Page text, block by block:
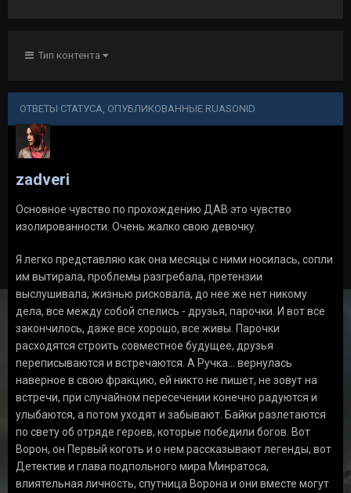
Тип контента
ОТВЕТЫ СТАТУСА, ОПУБЛИКОВАННЫЕ RUASONID
zadveri
Основное чувство по прохождению ДАВ это чувство
изолированности. Очень жалко свою девочку.
Я легко представляю как она месяцы с ними носилась, сопли
им вытирала, проблемы разгребала, претензии
выслушивала, жизнью рисковала, до нее же нет никому
дела, все между собой спелись - друзья, парочки. И вот все
закончилось, даже все хорошо, все живы. Парочки
расходятся строить совместное будущее, друзья
переписываются и встречаются. А Ручка... вернулась
наверное в свою фракцию, ей никто не пишет, не зовут на
встречи, при случайном пересечении конечно радуются и
улыбаются, а потом уходят и забывают. Байки разлетаются
по свету об отряде героев, которые победили богов. Вот
Ворон, он Первый коготь и о нем рассказывают легенды, вот
Детектив и глава подпольного мира Минратоса,
влиятельная личность, спутница Ворона и они вместе могут